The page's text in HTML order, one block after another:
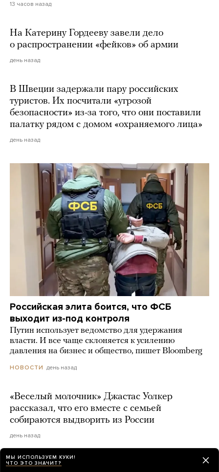
13 часов назад
На Катерину Гордееву завели дело
о распространении «фейков» об армии
день назад
В Швеции задержали пару российских
туристов. Их посчитали «угрозой
безопасности» из-за того, что они поставили
палатку рядом с домом «охраняемого лица»
день назад
Российская элита боится, что ФСБ
выходит из-под контроля
Путин использует ведомство для удержания
власти. И все чаще склоняется к усилению
давления на бизнес и общество, пишет Bloomberg
НОВОСТИ день назад
«Веселый молочник» Джастас Уолкер
рассказал, что его вместе с семьей
собираются выдворить из России
день назад
МЫ ИСПОЛЬЗУЕМ КУКИ!
ЧТО ЭТО ЗНАЧИТ?